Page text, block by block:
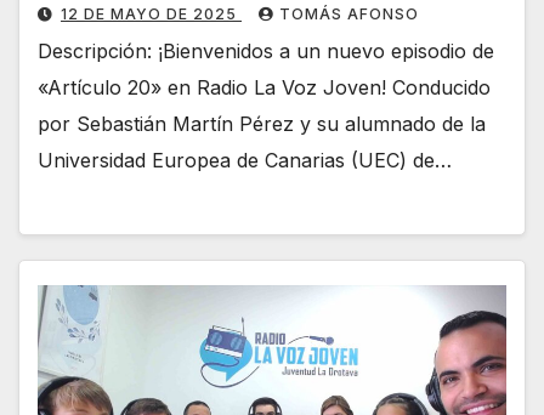
12 DE MAYO DE 2025 TOMÁS AFONSO
Descripción: ¡Bienvenidos a un nuevo episodio de
«Artículo 20» en Radio La Voz Joven! Conducido
por Sebastián Martín Pérez y su alumnado de la
Universidad Europea de Canarias (UEC) de…